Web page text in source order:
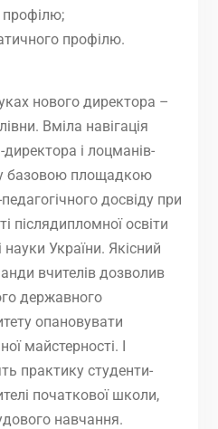
профілю;
профілю.
нового директора –
Вміла навігація
і лоцманів-
базовою площадкою
досвіду при
післядипломної освіти
науки України. Якісний
вчителів дозволив
державного
опановувати
майстерності. І
практику студенти-
початкової школи,
навчання.